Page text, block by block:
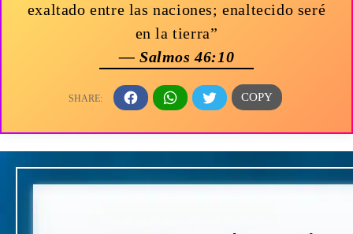
exaltado entre las naciones; enaltecido seré
en la tierra”
— Salmos 46:10